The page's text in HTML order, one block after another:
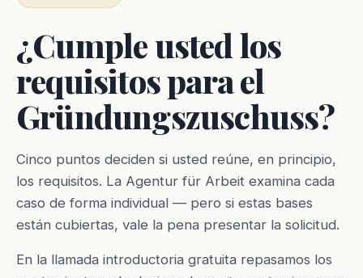
¿Cumple usted los
requisitos para el
Gründungszuschuss?
Cinco puntos deciden si usted reúne, en principio,
los requisitos. La Agentur für Arbeit examina cada
caso de forma individual — pero si estas bases
están cubiertas, vale la pena presentar la solicitud.
En la llamada introductoria gratuita repasamos los